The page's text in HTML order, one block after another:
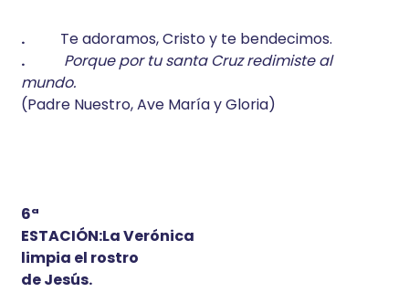
.
Te adoramos, Cristo y te bendecimos.
.
Porque por tu santa Cruz redimiste al
mundo.
(Padre Nuestro, Ave María y Gloria)
6ª
ESTACIÓN:La Verónica
limpia el rostro
de Jesús.